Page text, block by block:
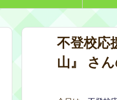
不登校応
山』 さ